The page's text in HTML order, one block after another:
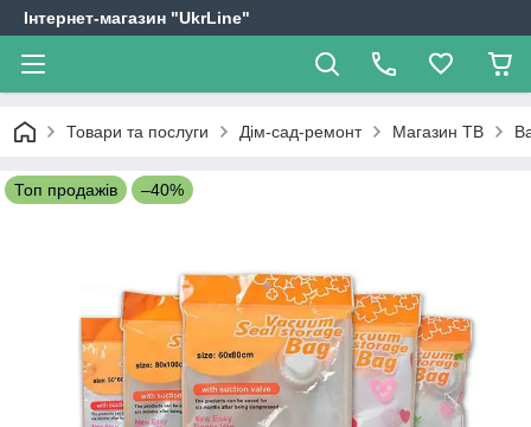
Інтернет-магазин "UkrLine"
Товари та послуги Дім-сад-ремонт Магазин ТВ
Топ продажів –40%